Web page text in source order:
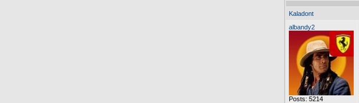
Kaladont
albandy2
Posts: 5214